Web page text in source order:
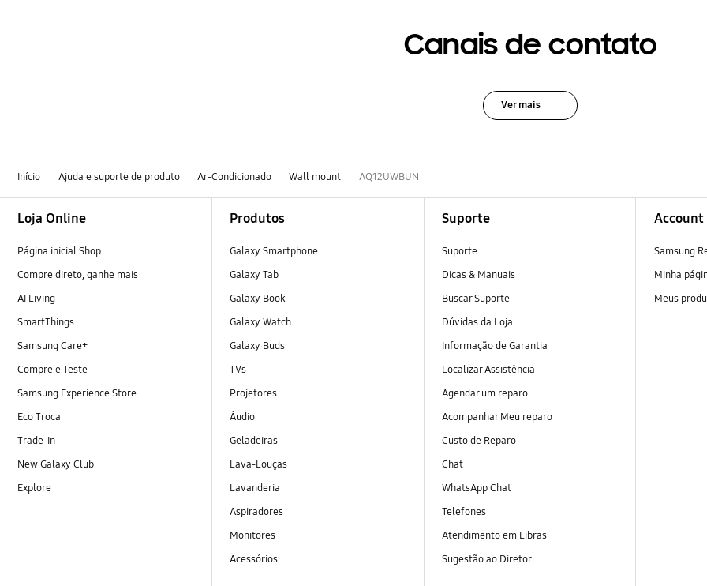
Canais de contato
Ver mais
Início Ajuda e suporte de produto Ar-Condicionado Wall mount AQ12UWBUN
Loja Online
Página inicial Shop
Compre direto, ganhe mais
AI Living
SmartThings
Samsung Care+
Compre e Teste
Samsung Experience Store
Eco Troca
Trade-In
New Galaxy Club
Explore
Produtos
Galaxy Smartphone
Galaxy Tab
Galaxy Book
Galaxy Watch
Galaxy Buds
TVs
Projetores
Áudio
Geladeiras
Lava-Louças
Lavanderia
Aspiradores
Monitores
Acessórios
Suporte
Suporte
Dicas & Manuais
Buscar Suporte
Dúvidas da Loja
Informação de Garantia
Localizar Assistência
Agendar um reparo
Acompanhar Meu reparo
Custo de Reparo
Chat
WhatsApp Chat
Telefones
Atendimento em Libras
Sugestão ao Diretor
Account
Samsung
Minha
Meus